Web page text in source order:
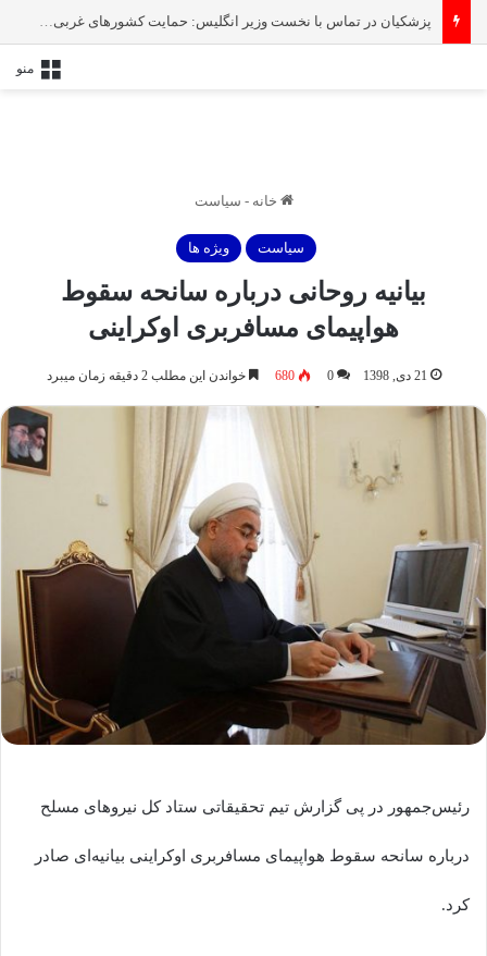
پزشکیان در تماس با نخست‌ وزیر انگلیس: حمایت کشور‌های غربی از رژیم صهیونیستی امنیت منطقه و جهان را به خطر انداخته است
منو
خانه - سیاست
سیاست ویژه ها
بیانیه روحانی درباره سانحه سقوط
هواپیمای مسافربری اوکراینی
21 دی, 1398 0
680 خواندن این مطلب 2 دقیقه زمان میبرد
رئیس‌جمهور در پی گزارش تیم تحقیقاتی ستاد کل نیروهای مسلح
درباره سانحه سقوط هواپیمای مسافربری اوکراینی بیانیه‌ای صادر
کرد.